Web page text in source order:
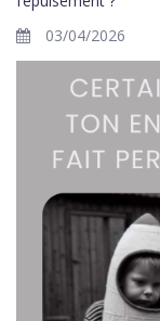
03/04/2026